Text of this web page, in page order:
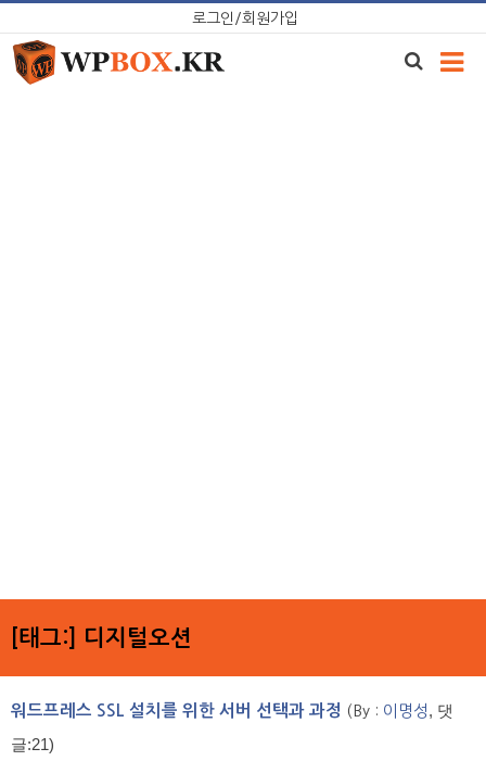
to
content
로그인/회원가입
[태그:] 디지털오션
워드프레스 SSL 설치를 위한 서버 선택과 과정 (By : 이명성 , 댓
글:21)